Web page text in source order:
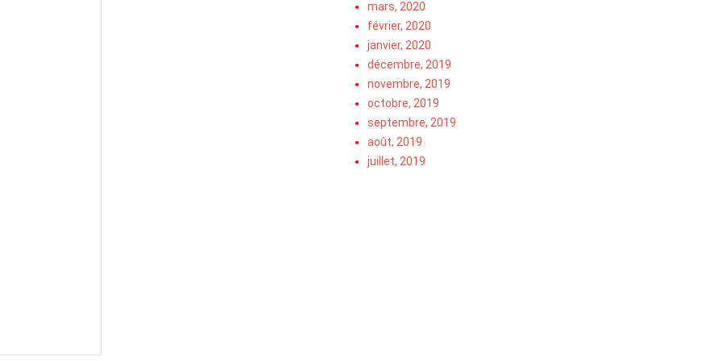
mars, 2020
février, 2020
janvier, 2020
décembre, 2019
novembre, 2019
octobre, 2019
septembre, 2019
août, 2019
juillet, 2019